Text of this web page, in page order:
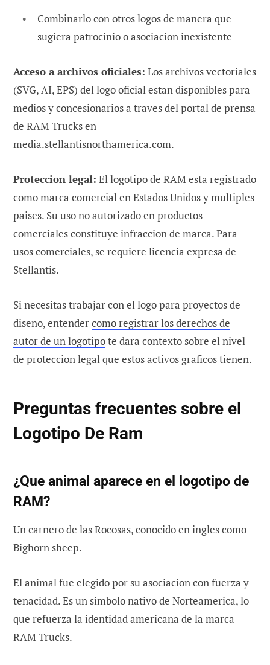
Combinarlo con otros logos de manera que
sugiera patrocinio o asociacion inexistente
Acceso a archivos oficiales: Los archivos vectoriales
(SVG, AI, EPS) del logo oficial estan disponibles para
medios y concesionarios a traves del portal de prensa
de RAM Trucks en
media.stellantisnorthamerica.com.
Proteccion legal: El logotipo de RAM esta registrado
como marca comercial en Estados Unidos y multiples
paises. Su uso no autorizado en productos
comerciales constituye infraccion de marca. Para
usos comerciales, se requiere licencia expresa de
Stellantis.
Si necesitas trabajar con el logo para proyectos de
diseno, entendercomo registrar los derechos de
autor de un logotipote dara contexto sobre el nivel
de proteccion legal que estos activos graficos tienen.
Preguntas frecuentes sobre el
Logotipo De Ram
¿Que animal aparece en el logotipo de
RAM?
Un carnero de las Rocosas, conocido en ingles como
Bighorn sheep.
El animal fue elegido por su asociacion con fuerza y
tenacidad. Es un simbolo nativo de Norteamerica, lo
que refuerza la identidad americana de la marca
RAM Trucks.